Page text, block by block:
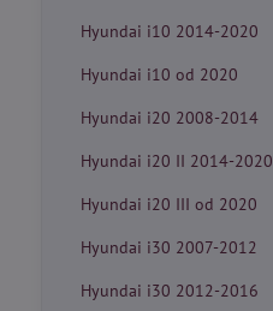
Hyundai i10 2014-2020
Hyundai i10 od 2020
Hyundai i20 2008-2014
Hyundai i20 II 2014-2020
Hyundai i20 III od 2020
Hyundai i30 2007-2012
Hyundai i30 2012-2016